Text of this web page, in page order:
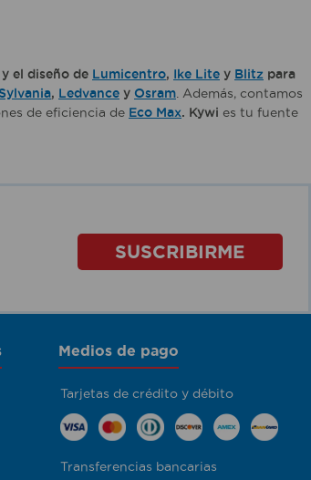
el diseño de Lumicentro, Ike Lite y Blitz para
Sylvania, Ledvance y Osram . Además, contamos
de eficiencia de Eco Max. Kywi es tu fuente
SUSCRIBIRME
Medios de pago
Tarjetas de crédito y débito
Transferencias bancarias